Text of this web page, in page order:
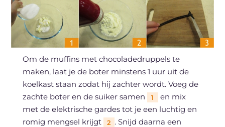
Om de muffins met chocoladedruppels te
maken, laat je de boter minstens 1 uur uit de
koelkast staan zodat hij zachter wordt. Voeg de
zachte boter en de suiker samen
1
en mix
met de elektrische gardes tot je een luchtig en
romig mengsel krijgt
2 . Snijd daarna een